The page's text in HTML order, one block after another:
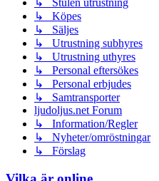
↳ Stulen utrustning
↳ Köpes
↳ Säljes
↳ Utrustning subhyres
↳ Utrustning uthyres
↳ Personal eftersökes
↳ Personal erbjudes
↳ Samtransporter
ljudoljus.net Forum
↳ Information/Regler
↳ Nyheter/omröstningar
↳ Förslag